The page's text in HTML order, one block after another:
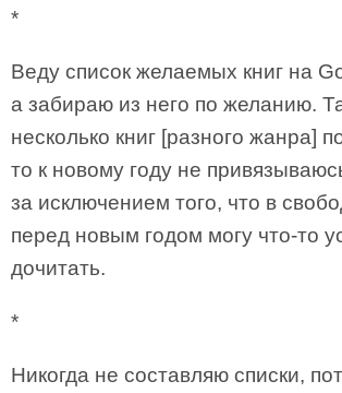
*
Веду список желаемых книг на
а забираю из него по желанию.
несколько книг [разного жанра]
то к новому году не
за исключением того, что в
перед новым годом могу что-то
дочитать.
*
Никогда не составляю списки,